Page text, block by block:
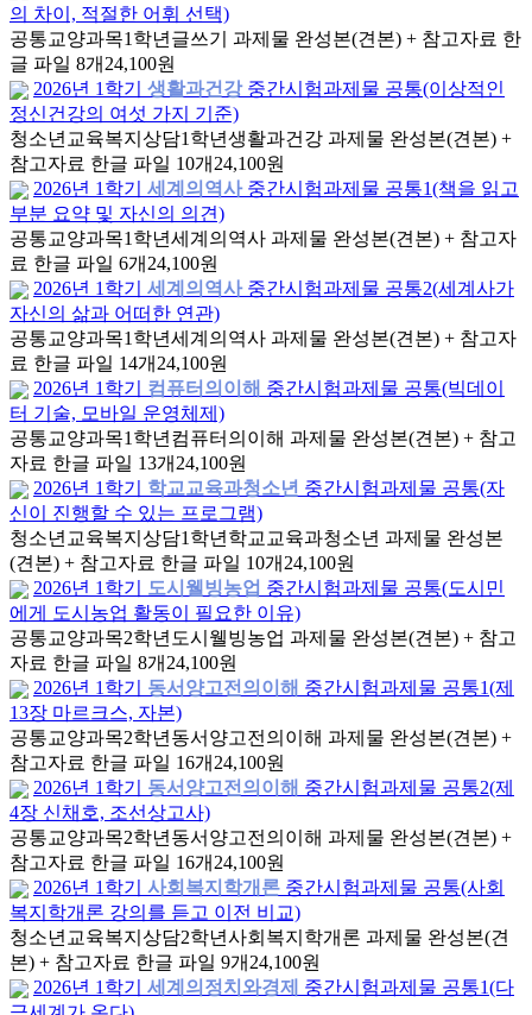
의 차이, 적절한 어휘 선택)
공통교양과목1학년 글쓰기 과제물 완성본(견본) + 참고자료 한
글 파일 8개 24,100원
2026년 1학기
생활과건강 중간시험과제물 공통(이상적인
정신건강의 여섯 가지 기준)
청소년교육복지상담1학년생활과건강 과제물 완성본(견본) +
참고자료 한글 파일 10개 24,100원
2026년 1학기
세계의역사 중간시험과제물 공통1(책을 읽고
부분 요약 및 자신의 의견)
공통교양과목1학년세계의역사 과제물 완성본(견본) + 참고자
료 한글 파일 6개 24,100원
2026년 1학기
세계의역사 중간시험과제물 공통2(세계사가
자신의 삶과 어떠한 연관)
공통교양과목1학년세계의역사 과제물 완성본(견본) + 참고자
료 한글 파일 14개 24,100원
2026년 1학기
컴퓨터의이해 중간시험과제물 공통(빅데이
터 기술, 모바일 운영체제)
공통교양과목1학년 컴퓨터의이해 과제물 완성본(견본) + 참고
자료 한글 파일 13개 24,100원
2026년 1학기
학교교육과청소년 중간시험과제물 공통(자
신이 진행할 수 있는 프로그램)
청소년교육복지상담1학년 학교교육과청소년 과제물 완성본
(견본) + 참고자료 한글 파일 10개 24,100원
2026년 1학기
도시웰빙농업 중간시험과제물 공통(도시민
에게 도시농업 활동이 필요한 이유)
공통교양과목2학년 도시웰빙농업 과제물 완성본(견본) + 참고
자료 한글 파일 8개 24,100원
2026년 1학기
동서양고전의이해 중간시험과제물 공통1(제
13장 마르크스, 자본)
공통교양과목2학년 동서양고전의이해 과제물 완성본(견본) +
참고자료 한글 파일 16개 24,100원
2026년 1학기
동서양고전의이해 중간시험과제물 공통2(제
4장 신채호, 조선상고사)
공통교양과목2학년 동서양고전의이해 과제물 완성본(견본) +
참고자료 한글 파일 16개 24,100원
2026년 1학기
사회복지학개론 중간시험과제물 공통(사회
복지학개론 강의를 듣고 이전 비교)
청소년교육복지상담2학년사회복지학개론 과제물 완성본(견
본) + 참고자료 한글 파일 9개 24,100원
2026년 1학기
세계의정치와경제 중간시험과제물 공통1(다